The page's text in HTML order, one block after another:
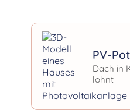
PV-
Dach in
lohnt